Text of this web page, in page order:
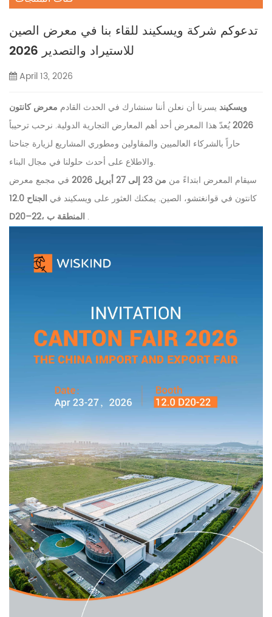
تدعوكم شركة ويسكيند للقاء بنا في معرض الصين
للاستيراد والتصدير 2026
April 13, 2026
ويسكيند يسرنا أن نعلن أننا سنشارك في الحدث القادم معرض كانتون
2026يُعدّ هذا المعرض أحد أهم المعارض التجارية الدولية. نرحب ترحيباً
حاراً بالشركاء العالميين والمقاولين ومطوري المشاريع لزيارة جناحنا
والاطلاع على أحدث حلولنا في مجال البناء.
سيقام المعرض ابتداءً من من 23 إلى 27 أبريل 2026
في مجمع معرض
كانتون في قوانغتشو، الصين. يمكنك العثور على ويسكيند في
الجناح 12.0
.